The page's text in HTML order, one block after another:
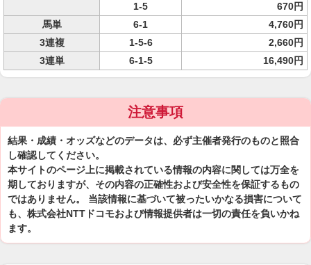
1-5
670円
馬単
6-1
4,760円
3連複
1-5-6
2,660円
3連単
6-1-5 16,490円
注意事項
結果・成績・オッズなどのデータは、必ず主催者発行のものと照合
し確認してください。
本サイトのページ上に掲載されている情報の内容に関しては万全を
期しておりますが、その内容の正確性および安全性を保証するもの
ではありません。 当該情報に基づいて被ったいかなる損害について
も、株式会社NTTドコモおよび情報提供者は一切の責任を負いかね
ます。